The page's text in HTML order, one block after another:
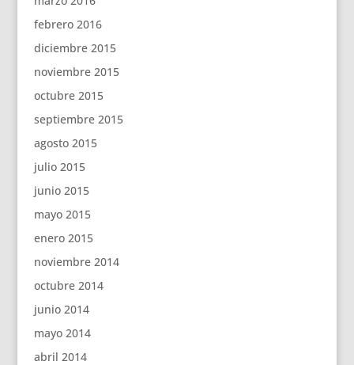
febrero 2016
diciembre 2015
noviembre 2015
octubre 2015
septiembre 2015
agosto 2015
julio 2015
junio 2015
mayo 2015
enero 2015
noviembre 2014
octubre 2014
junio 2014
mayo 2014
abril 2014